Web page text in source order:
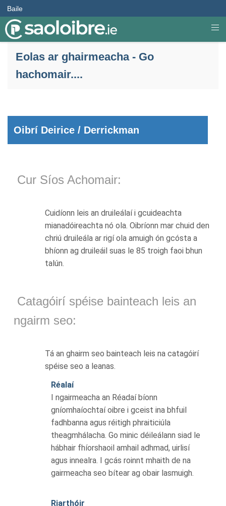
Baile
Eolas ar ghairmeacha - Go
hachomair....
Oibrí Deirice / Derrickman
Cur Síos Achomair:
Cuidíonn leis an druileálaí i gcuideachta
mianadóireachta nó ola. Oibríonn mar chuid den
chriú druileála ar rigí ola amuigh ón gcósta a
bhíonn ag druileáil suas le 85 troigh faoi bhun
talún.
Catagóirí spéise bainteach leis an
ngairm seo:
Tá an ghairm seo bainteach leis na catagóirí
spéise seo a leanas.
Réalaí
I ngairmeacha an Réadaí bíonn
gníomhaíochtaí oibre i gceist ina bhfuil
fadhbanna agus réitigh phraiticiúla
theagmhálacha. Go minic déileálann siad le
hábhair fhíorshaoil amhail adhmad, uirlisí
agus innealra. I gcás roinnt mhaith de na
gairmeacha seo bítear ag obair lasmuigh.
Riarthóir